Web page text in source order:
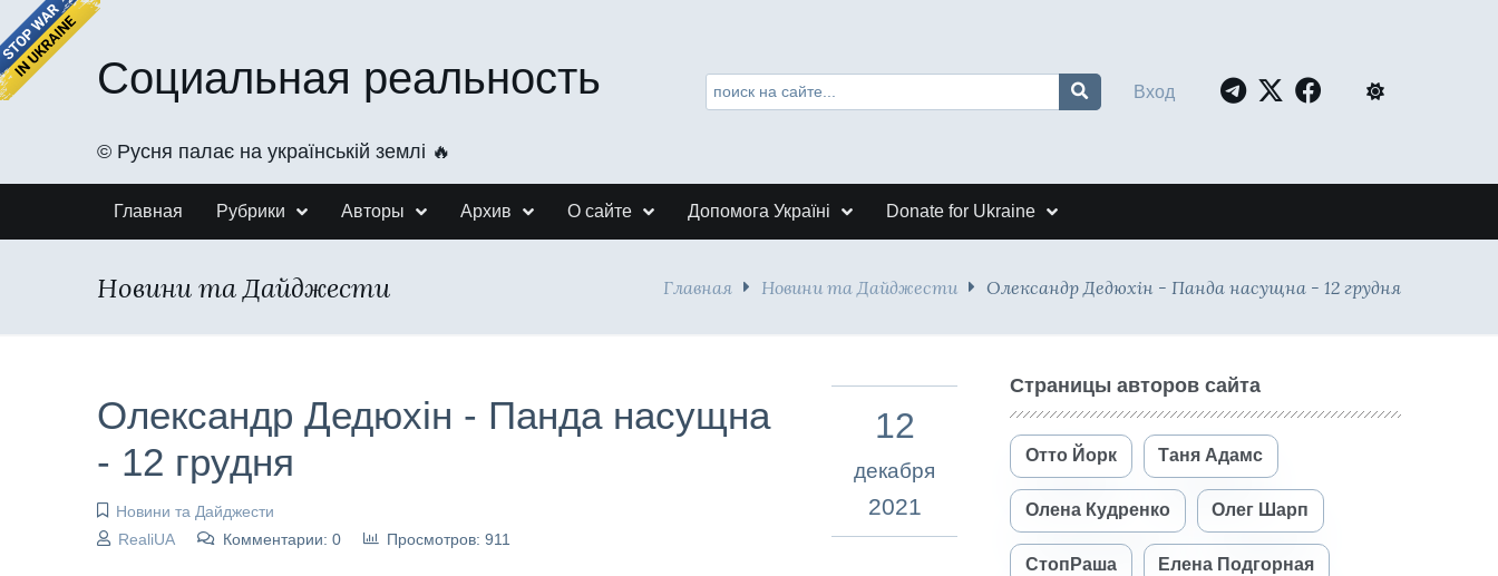
Социальная реальность
©️ Русня палає на українській землі 🔥
Вход
Главная Рубрики Авторы Архив О сайте Допомога Україні Donate for Ukraine
Новини та Дайджести Главная Новини та Дайджести Олександр Дедюхін - Панда насущна - 12 грудня
Олександр Дедюхін - Панда насущна
- 12 грудня
Новини та Дайджести
RealiUA
Комментарии: 0 Просмотров: 911
12
декабря
2021
Страницы авторов сайта
Отто Йорк Таня Адамс
Олена Кудренко Олег Шарп
СтопРаша Елена Подгорная